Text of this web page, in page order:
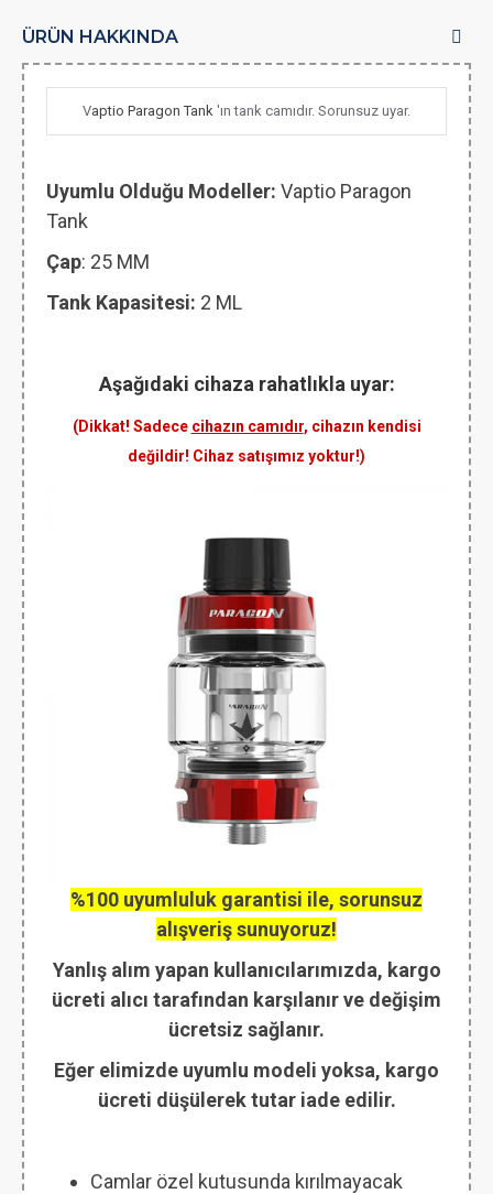
ÜRÜN HAKKINDA
Vaptio Paragon Tank 'ın tank camıdır. Sorunsuz uyar.
Uyumlu Olduğu Modeller: Vaptio Paragon
Tank
Çap: 25 MM
Tank Kapasitesi: 2 ML
Aşağıdaki cihaza rahatlıkla uyar:
(Dikkat! Sadece cihazın camıdır, cihazın kendisi
değildir! Cihaz satışımız yoktur!)
%100 uyumluluk garantisi ile, sorunsuz
alışveriş sunuyoruz!
Yanlış alım yapan kullanıcılarımızda, kargo
ücreti alıcı tarafından karşılanır ve değişim
ücretsiz sağlanır.
Eğer elimizde uyumlu modeli yoksa, kargo
ücreti düşülerek tutar iade edilir.
Camlar özel kutusunda kırılmayacak